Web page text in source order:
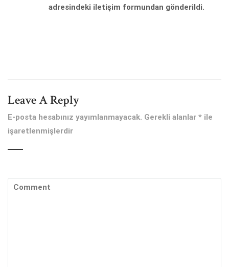
adresindeki iletişim formundan gönderildi.
Leave A Reply
E-posta hesabınız yayımlanmayacak. Gerekli alanlar * ile
işaretlenmişlerdir